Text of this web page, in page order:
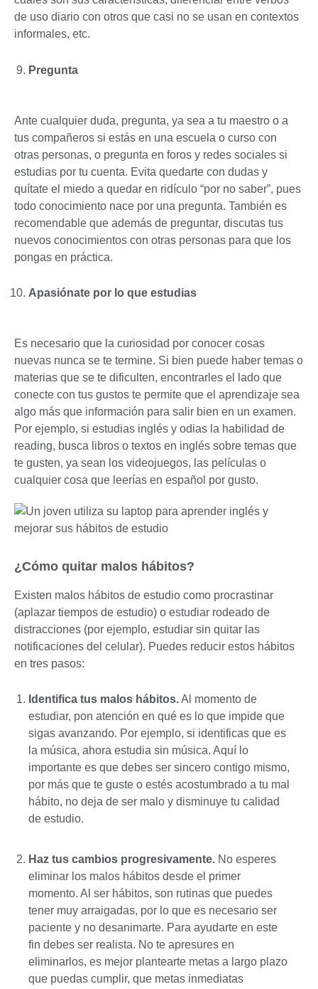
de uso diario con otros que casi no se usan en contextos
informales, etc.
Pregunta
Ante cualquier duda, pregunta, ya sea a tu maestro o a
tus compañeros si estás en una escuela o curso con
otras personas, o pregunta en foros y redes sociales si
estudias por tu cuenta. Evita quedarte con dudas y
quítate el miedo a quedar en ridículo “por no saber”, pues
todo conocimiento nace por una pregunta. También es
recomendable que además de preguntar, discutas tus
nuevos conocimientos con otras personas para que los
pongas en práctica.
Apasiónate por lo que estudias
Es necesario que la curiosidad por conocer cosas
nuevas nunca se te termine. Si bien puede haber temas o
materias que se te dificulten, encontrarles el lado que
conecte con tus gustos te permite que el aprendizaje sea
algo más que información para salir bien en un examen.
Por ejemplo, si estudias inglés y odias la habilidad de
reading, busca libros o textos en inglés sobre temas que
te gusten, ya sean los videojuegos, las películas o
cualquier cosa que leerías en español por gusto.
¿Cómo quitar malos hábitos?
Existen malos hábitos de estudio como procrastinar
(aplazar tiempos de estudio) o estudiar rodeado de
distracciones (por ejemplo, estudiar sin quitar las
notificaciones del celular). Puedes reducir estos hábitos
en tres pasos:
Identifica tus malos hábitos.Al momento de
estudiar, pon atención en qué es lo que impide que
sigas avanzando. Por ejemplo, si identificas que es
la música, ahora estudia sin música. Aquí lo
importante es que debes ser sincero contigo mismo,
por más que te guste o estés acostumbrado a tu mal
hábito, no deja de ser malo y disminuye tu calidad
de estudio.
Haz tus cambios progresivamente. No esperes
eliminar los malos hábitos desde el primer
momento. Al ser hábitos, son rutinas que puedes
tener muy arraigadas, por lo que es necesario ser
paciente y no desanimarte. Para ayudarte en este
fin debes ser realista. No te apresures en
eliminarlos, es mejor plantearte metas a largo plazo
que puedas cumplir, que metas inmediatas